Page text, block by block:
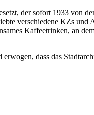
der sofort 1933 von
verschiedene KZs
Kaffeetrinken, an
dass das